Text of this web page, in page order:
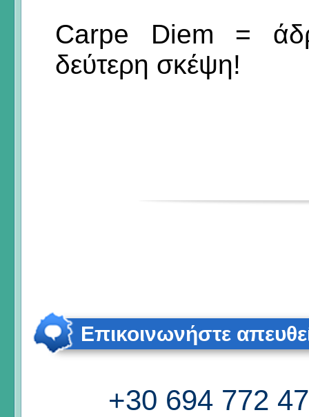
Carpe Diem =
δεύτερη σκέψη!
Επικοινωνήστε
+30 694 772